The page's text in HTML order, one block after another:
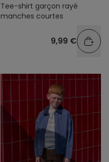
Tee-shirt garçon rayé
manches courtes
9,99 €